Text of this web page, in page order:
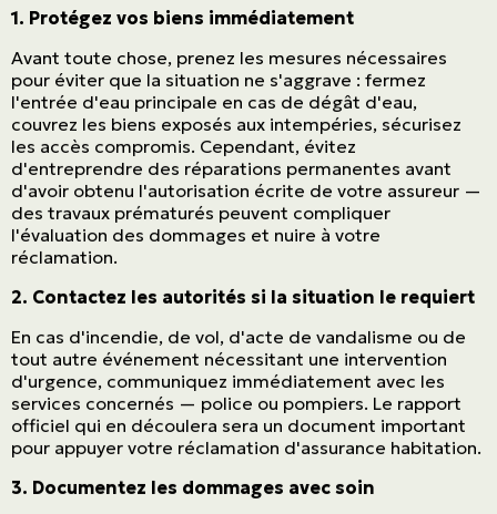
1. Protégez vos biens immédiatement
Avant toute chose, prenez les mesures nécessaires
pour éviter que la situation ne s'aggrave : fermez
l'entrée d'eau principale en cas de dégât d'eau,
couvrez les biens exposés aux intempéries, sécurisez
les accès compromis. Cependant, évitez
d'entreprendre des réparations permanentes avant
d'avoir obtenu l'autorisation écrite de votre assureur —
des travaux prématurés peuvent compliquer
l'évaluation des dommages et nuire à votre
réclamation.
2. Contactez les autorités si la situation le requiert
En cas d'incendie, de vol, d'acte de vandalisme ou de
tout autre événement nécessitant une intervention
d'urgence, communiquez immédiatement avec les
services concernés — police ou pompiers. Le rapport
officiel qui en découlera sera un document important
pour appuyer votre réclamation d'assurance habitation.
3. Documentez les dommages avec soin